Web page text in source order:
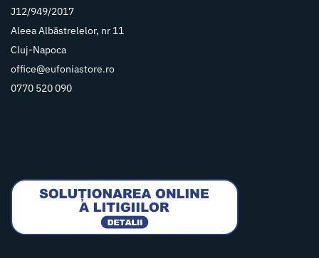
J12/949/2017
Aleea Albăstrelelor, nr 11
Cluj-Napoca
office@eufoniastore.ro
0770 520 090